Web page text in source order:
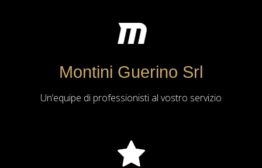
Montini Guerino Srl
Un’equipe di professionisti al vostro servizio